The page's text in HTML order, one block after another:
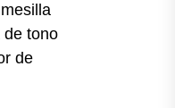
de tono
de